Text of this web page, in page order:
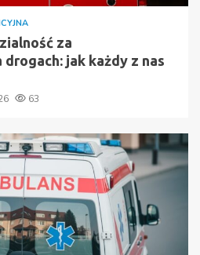
za
jak każdy z nas
63